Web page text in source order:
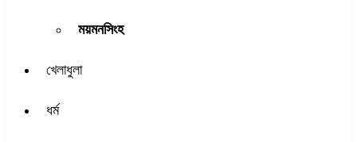
ময়মনসিংহ
খেলাধুলা
ধর্ম